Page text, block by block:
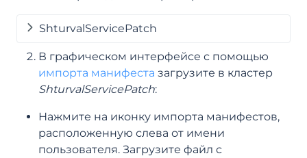
ShturvalServicePatch
В графическом интерфейсе с помощью
импорта манифеста загрузите в кластер
ShturvalServicePatch:
Нажмите на иконку импорта манифестов,
расположенную слева от имени
пользователя. Загрузите файл с